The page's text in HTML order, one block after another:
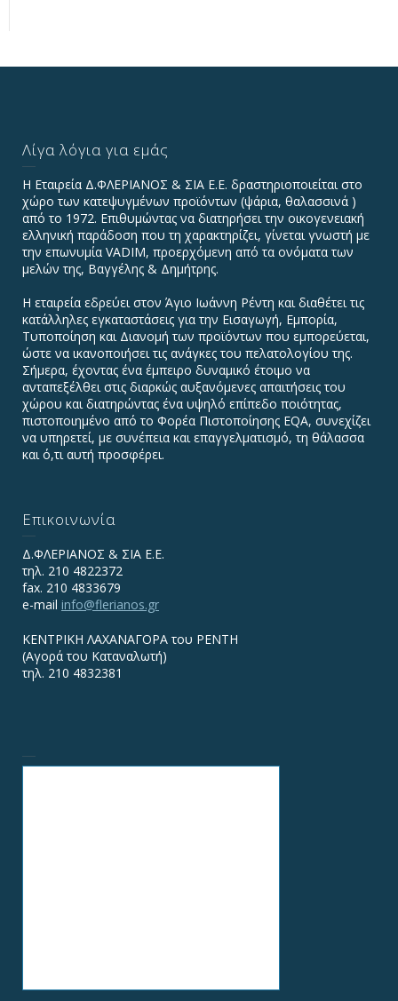
Λίγα λόγια για εμάς
Η Εταιρεία Δ.ΦΛΕΡΙΑΝΟΣ & ΣΙΑ Ε.Ε. δραστηριοποιείται στο
χώρο των κατεψυγμένων προϊόντων (ψάρια, θαλασσινά )
από το 1972. Επιθυμώντας να διατηρήσει την οικογενειακή
ελληνική παράδοση που τη χαρακτηρίζει, γίνεται γνωστή με
την επωνυμία VADIΜ, προερχόμενη από τα ονόματα των
μελών της, Βαγγέλης & Δημήτρης.
Η εταιρεία εδρεύει στον Άγιο Ιωάννη Ρέντη και διαθέτει τις
κατάλληλες εγκαταστάσεις για την Εισαγωγή, Εμπορία,
Τυποποίηση και Διανομή των προϊόντων που εμπορεύεται,
ώστε να ικανοποιήσει τις ανάγκες του πελατολογίου της.
Σήμερα, έχοντας ένα έμπειρο δυναμικό έτοιμο να
ανταπεξέλθει στις διαρκώς αυξανόμενες απαιτήσεις του
χώρου και διατηρώντας ένα υψηλό επίπεδο ποιότητας,
πιστοποιημένο από το Φορέα Πιστοποίησης EQA, συνεχίζει
να υπηρετεί, με συνέπεια και επαγγελματισμό, τη θάλασσα
και ό,τι αυτή προσφέρει.
Επικοινωνία
Δ.ΦΛΕΡΙΑΝΟΣ & ΣΙΑ Ε.Ε.
τηλ. 210 4822372
fax. 210 4833679
e-mail info@flerianos.gr
ΚΕΝΤΡΙΚΗ ΛΑΧΑΝΑΓΟΡΑ του ΡΕΝΤΗ
(Αγορά του Καταναλωτή)
τηλ. 210 4832381